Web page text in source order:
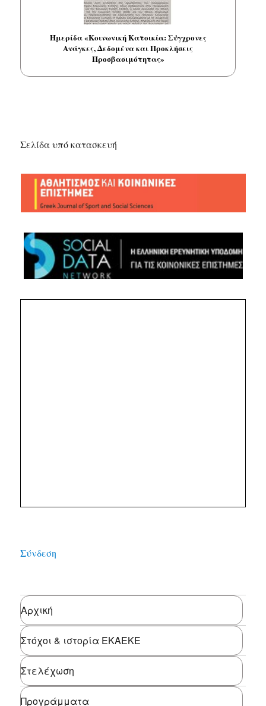
Ημερίδα «Κοινωνική Κατοικία: Σύγχρονες
Ανάγκες, Δεδομένα και Προκλήσεις
Προσβασιμότητας»
Σελίδα υπό κατασκευή
Σύνδεση
Αρχική
Στόχοι & ιστορία ΕΚΑΕΚΕ
Στελέχωση
Προγράμματα